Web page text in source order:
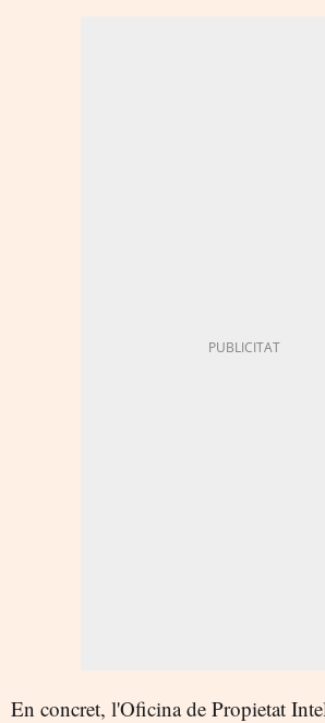
En concret, l'Oficina de Propietat